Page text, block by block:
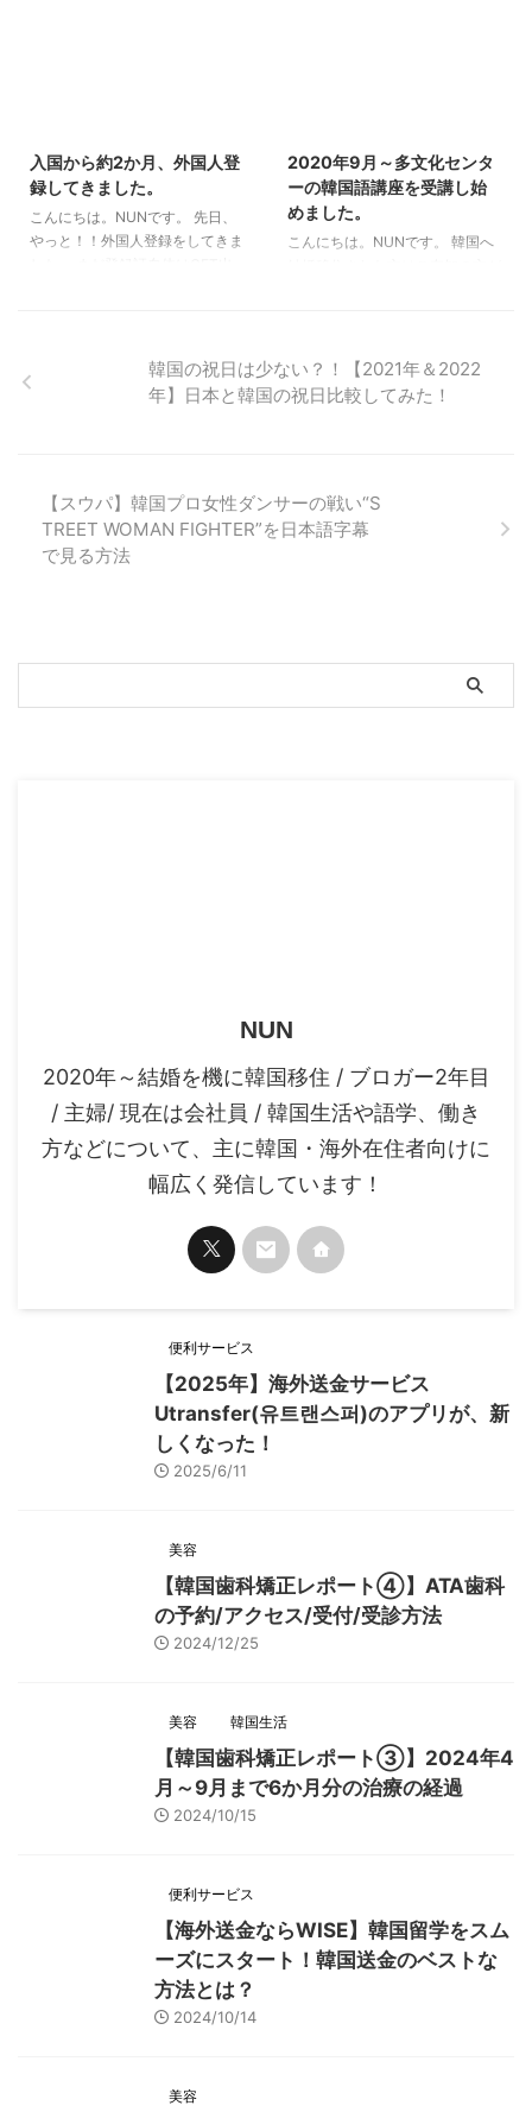
大変ではないと思います。家関連
の契約等が無いので、とにかく税
金関連や荷物を整理すれば、すん
なり行けてしまう気がします。
その為、私が現在韓国移住の為に
サービス 探せばキリがないほど
沢山あると思うのですが、私が一
時帰国中に「電話番号あってよか
った」と思った内容をあげてみま
した。 出前サービス／アプリ
入国から約2か月、外国人登
録してきました。
こんにちは。NUNです。 先日、
やっと！！外国人登録をしてきま
で、外国人登録の流れを簡単に書
いていこうと思います。 <追記>
この1年後に、外国人登録証を更
も、外国人登録とは、韓国に91日
以上滞在する外国人は全員行わな
ければいけません。留学やワーホ
2020年9月～多文化センタ
ーの韓国語講座を受講し始
めました。
こんにちは。NUNです。 韓国へ
援など様々なサポートを、無料で
してくれます。 多文化センター
は、市ごとにあるので、居住地に
落ち着いてきたタイミング(2020
年9月後半)で、多文化センターの
韓国の祝日は少ない？！【2021年＆2022
年】日本と韓国の祝日比較してみた！
【スウパ】韓国プロ女性ダンサーの戦い“S
TREET WOMAN FIGHTER”を日本語字幕
で見る方法
NUN
2020年～結婚を機に韓国移住 / ブロガー2年目
/ 主婦/ 現在は会社員 / 韓国生活や語学、働き
方などについて、主に韓国・海外在住者向けに
幅広く発信しています！
便利サービス
【2025年】海外送金サービス
Utransfer(유트랜스퍼)のアプリが、新
しくなった！
2025/6/11
美容
【韓国歯科矯正レポート➃】ATA歯科
の予約/アクセス/受付/受診方法
2024/12/25
美容 韓国生活
【韓国歯科矯正レポート➂】2024年4
月～9月まで6か月分の治療の経過
2024/10/15
便利サービス
【海外送金ならWISE】韓国留学をスム
ーズにスタート！韓国送金のベストな
方法とは？
2024/10/14
美容